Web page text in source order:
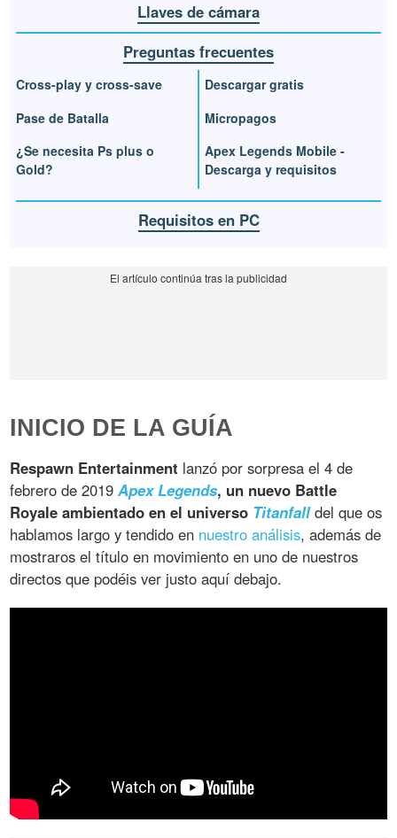
Llaves de cámara
Preguntas frecuentes
Cross-play y cross-save
Pase de Batalla
¿Se necesita Ps plus o
Gold?
Descargar gratis
Micropagos
Apex Legends Mobile -
Descarga y requisitos
Requisitos en PC
INICIO DE LA GUÍA
Respawn Entertainment lanzó por sorpresa el 4 de
febrero de 2019Apex Legends, un nuevo Battle
Royale ambientado en el universo Titanfalldel que os
hablamos largo y tendido en nuestro análisis, además de
mostraros el título en movimiento en uno de nuestros
directos que podéis ver justo aquí debajo.